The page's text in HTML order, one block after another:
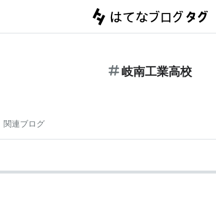
岐南工業高校
関連ブログ